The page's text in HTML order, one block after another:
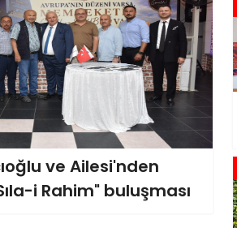
ve Ailesi'nden
i Rahim" buluşması